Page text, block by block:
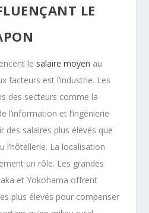
LE
le salaire moyen au
facteurs est l’industrie. Les
des secteurs comme la
l’information et l’ingénierie
des salaires plus élevés que
l’hôtellerie. La localisation
un rôle. Les grandes
et Yokohama offrent
plus élevés pour compenser